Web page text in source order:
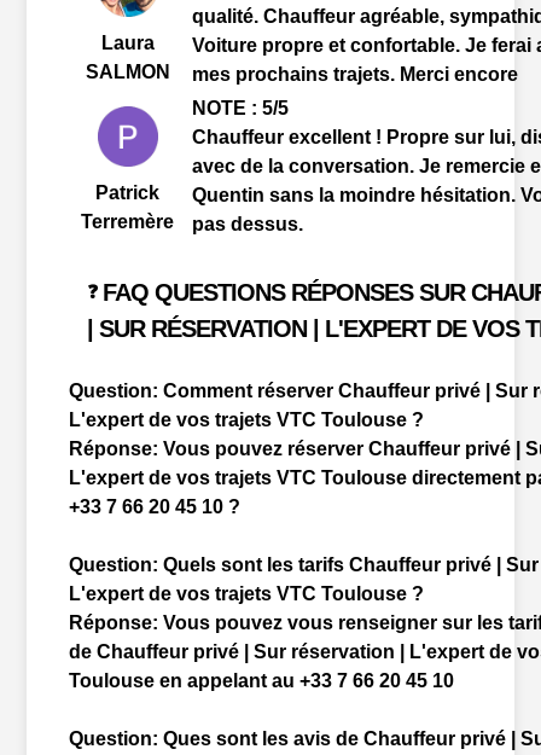
Laura
SALMON
qualité. Chauffeur agréable,
Voiture propre et confortable. Je ferai
mes prochains trajets. Merci encore
Patrick
Terremère
NOTE : 5/5
Chauffeur excellent ! Propre sur lui,
avec de la conversation. Je remercie
Quentin sans la moindre hésitation.
pas dessus.
❓FAQ QUESTIONS RÉPONSES SUR
| SUR RÉSERVATION | L'EXPERT DE VOS
Question: Comment réserver Chauffeur privé | Sur
L'expert de vos trajets VTC Toulouse ?
Réponse: Vous pouvez réserver Chauffeur privé |
L'expert de vos trajets VTC Toulouse directement
+33 7 66 20 45 10 ?
Question: Quels sont les tarifs Chauffeur privé |
L'expert de vos trajets VTC Toulouse ?
Réponse: Vous pouvez vous renseigner sur les
de Chauffeur privé | Sur réservation | L'expert de
Toulouse en appelant au +33 7 66 20 45 10
Question: Ques sont les avis de Chauffeur privé |